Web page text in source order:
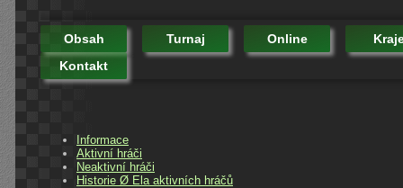
Obsah Turnaj Online
Kontakt
Informace
Aktivní hráči
Neaktivní hráči
Historie Ø Ela aktivních hráčů